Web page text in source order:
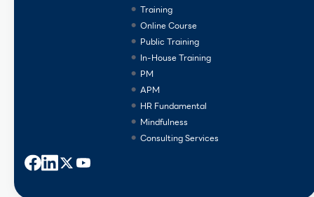
Training
Online Course
Public Training
In-House Training
PM
APM
HR Fundamental
Mindfulness
Consulting Services